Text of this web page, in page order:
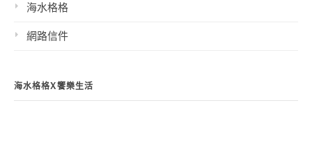
海水格格
網路信件
海水格格X饗樂生活